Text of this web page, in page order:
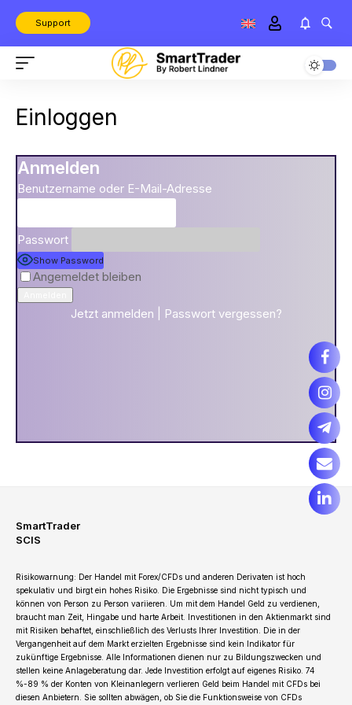
Support
Einloggen
Anmelden
Benutzername oder E-Mail-Adresse
Passwort
Show Password
Angemeldet bleiben
Jetzt anmelden Passwort vergessen?
SmartTrader
SCIS
Risikowarnung: Der Handel mit Forex/CFDs und anderen Derivaten ist hoch
spekulativ und birgt ein hohes Risiko. Die Ergebnisse sind nicht typisch und
können von Person zu Person variieren. Um mit dem Handel Geld zu verdienen,
braucht man Zeit, Hingabe und harte Arbeit. Investitionen in den Aktienmarkt sind
mit Risiken behaftet, einschließlich des Verlusts Ihrer Investition. Die in der
Vergangenheit auf dem Markt erzielten Ergebnisse sind kein Indikator für
zukünftige Ergebnisse. Alle Informationen dienen nur zu Bildungszwecken und
stellen keine Anlageberatung dar. Jede Investition erfolgt auf eigenes Risiko. 74
%-89 % der Konten von Kleinanlegern verlieren Geld beim Handel mit CFDs bei
diesen Anbietern. Sie sollten abwägen, ob Sie die Funktionsweise von CFDs